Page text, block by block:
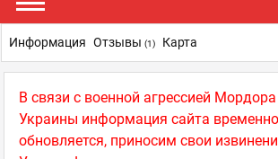
В связи с военной агрессией
Украины информация сайта
обновляется, приносим свои
Информация Отзывы (1) Карта